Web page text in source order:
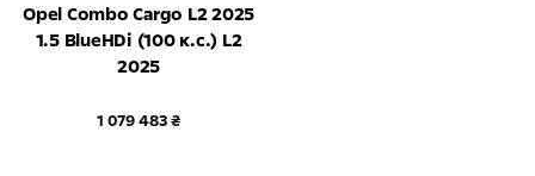
Opel Combo Cargo L2 2025
1.5 BlueHDi (100 к.с.) L2
2025
1 079 483 ₴